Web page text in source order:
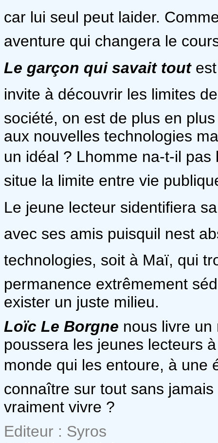
car lui seul peut laider.
aventure qui changera le
Le garçon qui savait tout
invite à découvrir les limites
société, on est de plus en
aux nouvelles technologies
un idéal ? Lhomme na-t-il
situe la limite entre vie
Le jeune lecteur sidentifiera
avec ses amis puisquil nest
technologies, soit à Maï, qui
permanence extrêmement
exister un juste milieu.
Loïc Le Borgne nous livre
poussera les jeunes lecteurs
monde qui les entoure, à une
connaître sur tout sans
vraiment vivre ?
Editeur : Syros